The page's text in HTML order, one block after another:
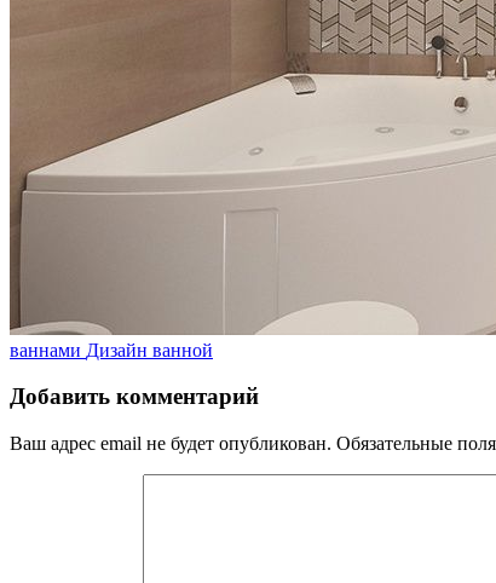
ваннами Дизайн ванной
Добавить комментарий
Ваш адрес email не будет опубликован. Обязательные